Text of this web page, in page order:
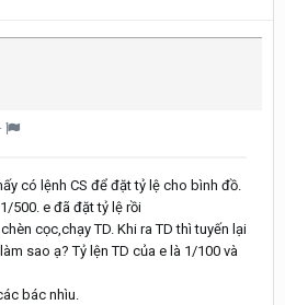
·
có lệnh CS để đặt tỷ lệ cho bình đồ.
500. e đã đặt tỷ lệ rồi
cọc,chạy TD. Khi ra TD thì tuyến lại
sao ạ? Tỷ lện TD của e là 1/100 và
bác nhìu.